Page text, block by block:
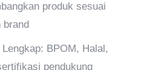
produk sesuai
brand
BPOM, Halal,
pendukung